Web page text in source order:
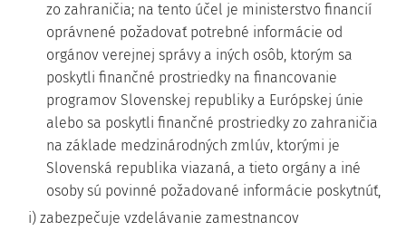
zo zahraničia; na tento účel je ministerstvo financií
oprávnené požadovať potrebné informácie od
orgánov verejnej správy a iných osôb, ktorým sa
poskytli finančné prostriedky na financovanie
programov Slovenskej republiky a Európskej únie
alebo sa poskytli finančné prostriedky zo zahraničia
na základe medzinárodných zmlúv, ktorými je
Slovenská republika viazaná, a tieto orgány a iné
osoby sú povinné požadované informácie poskytnúť,
i) zabezpečuje vzdelávanie zamestnancov